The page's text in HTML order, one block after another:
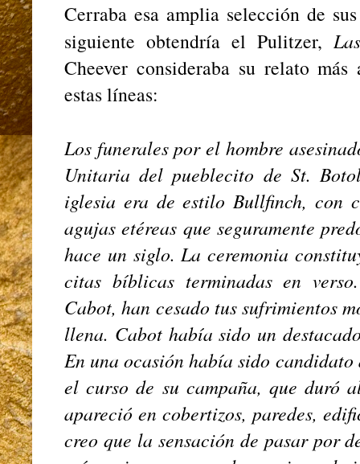
Cerraba esa amplia selección de
siguiente obtendría el Pulitzer,
Cheever consideraba su relato
estas líneas:
Los funerales por el hombre
Unitaria del pueblecito de St.
iglesia era de estilo Bullfinch, con
agujas etéreas que seguramente
hace un siglo. La ceremonia
citas bíblicas terminadas en
Cabot, han cesado tus sufrimientos
llena. Cabot había sido un
En una ocasión había sido
el curso de su campaña, que duró
apareció en cobertizos, paredes,
creo que la sensación de pasar por